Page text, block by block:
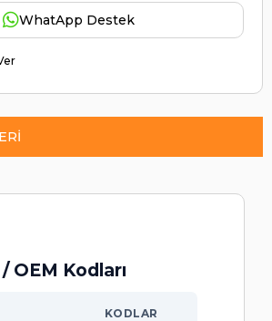
WhatApp Destek
OEM Kodları
KODLAR